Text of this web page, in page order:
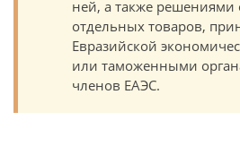
ней, а также решениями
отдельных товаров,
Евразийской
или таможенными
членов ЕАЭС.